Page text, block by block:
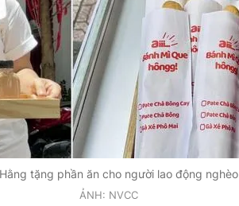
tặng phần ăn cho người lao động nghèo
ẢNH: NVCC